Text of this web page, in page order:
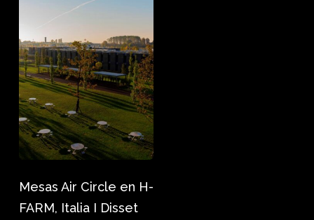
Circle
en
H-
FARM,
Italia
I
Urban
Mesas Air Circle en H-
FARM, Italia I Disset